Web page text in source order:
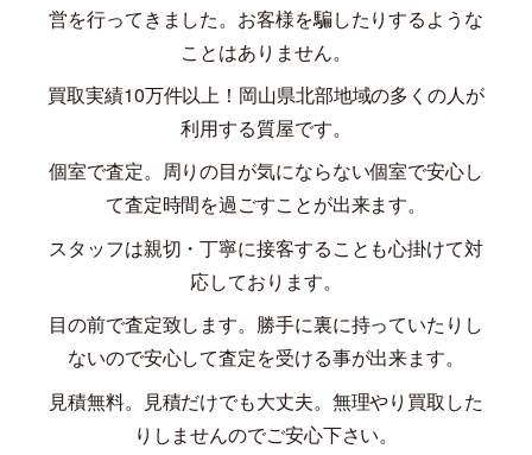
営を行ってきました。お客様を騙したりするような
ことはありません。
買取実績10万件以上！岡山県北部地域の多くの人が
利用する質屋です。
個室で査定。周りの目が気にならない個室で安心し
て査定時間を過ごすことが出来ます。
スタッフは親切・丁寧に接客することも心掛けて対
応しております。
目の前で査定致します。勝手に裏に持っていたりし
ないので安心して査定を受ける事が出来ます。
見積無料。見積だけでも大丈夫。無理やり買取した
りしませんのでご安心下さい。